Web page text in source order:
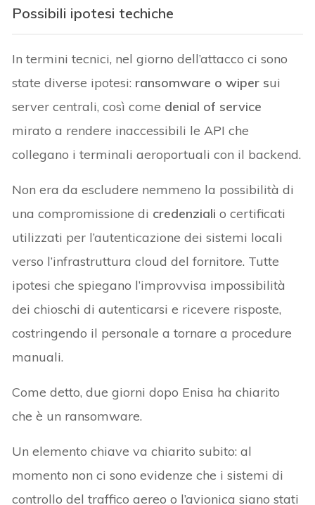
Possibili ipotesi techiche
In termini tecnici, nel giorno dell’attacco ci sono
state diverse ipotesi: ransomware o wiper sui
server centrali, così come denial of service
mirato a rendere inaccessibili le API che
collegano i terminali aeroportuali con il backend.
Non era da escludere nemmeno la possibilità di
una compromissione di credenziali o certificati
utilizzati per l’autenticazione dei sistemi locali
verso l’infrastruttura cloud del fornitore. Tutte
ipotesi che spiegano l’improvvisa impossibilità
dei chioschi di autenticarsi e ricevere risposte,
costringendo il personale a tornare a procedure
manuali.
Come detto, due giorni dopo Enisa ha chiarito
che è un ransomware.
Un elemento chiave va chiarito subito: al
momento non ci sono evidenze che i sistemi di
controllo del traffico aereo o l’avionica siano stati